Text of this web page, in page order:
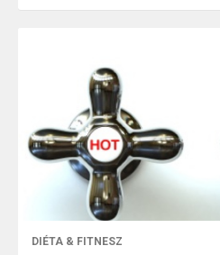
DIÉTA & FITNESZ